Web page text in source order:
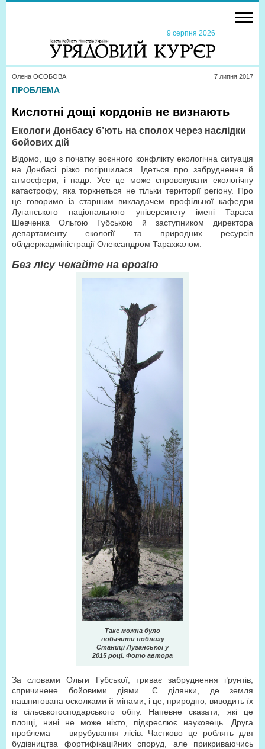
9 серпня 2026
Олена ОСОБОВА 7 липня 2017
ПРОБЛЕМА
Кислотні дощі кордонів не визнають
Екологи Донбасу б’ють на сполох через наслідки
бойових дій
Відомо, що з початку воєнного конфлікту екологічна ситуація
на Донбасі різко погіршилася. Ідеться про забруднення й
атмосфери, і надр. Усе це може спровокувати екологічну
катастрофу, яка торкнеться не тільки території регіону. Про
це говоримо із старшим викладачем профільної кафедри
Луганського національного університету імені Тараса
Шевченка Ольгою Губською й заступником директора
департаменту екології та природних ресурсів
облдержадміністрації Олександром Тарахкалом.
Без лісу чекайте на ерозію
Таке можна було
побачити поблизу
Станиці Луганської у
2015 році. Фото автора
За словами Ольги Губської, триває забруднення ґрунтів,
спричинене бойовими діями. Є ділянки, де земля
нашпигована осколками й мінами, і це, природно, виводить їх
із сільськогосподарського обігу. Напевне сказати, які це
площі, нині не може ніхто, підкреслює науковець. Друга
проблема — вирубування лісів. Частково це роблять для
будівництва фортифікаційних споруд, але прикриваючись